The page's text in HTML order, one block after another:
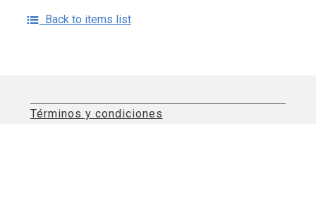
Back to items list
Términos y condiciones